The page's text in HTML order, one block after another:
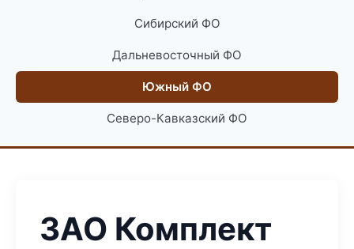
Сибирский ФО
Дальневосточный ФО
Южный ФО
Северо-Кавказский ФО
ЗАО Комплект